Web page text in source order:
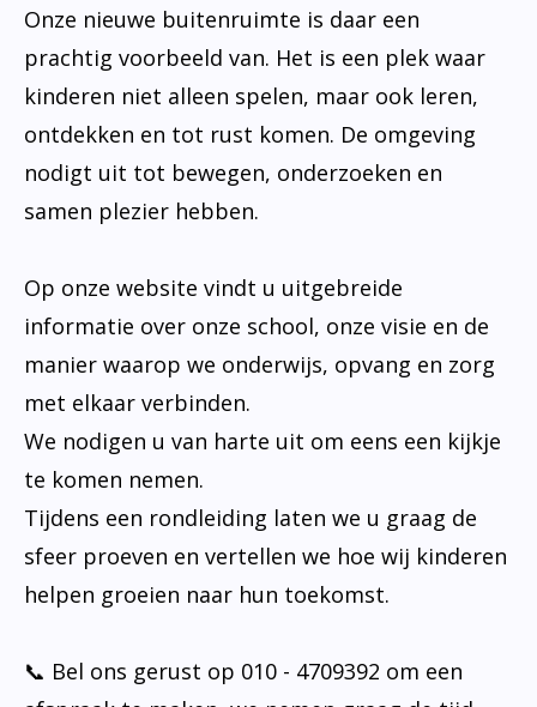
Onze nieuwe buitenruimte is daar een
prachtig voorbeeld van. Het is een plek waar
kinderen niet alleen spelen, maar ook leren,
ontdekken en tot rust komen. De omgeving
nodigt uit tot bewegen, onderzoeken en
samen plezier hebben.
Op onze website vindt u uitgebreide
informatie over onze school, onze visie en de
manier waarop we onderwijs, opvang en zorg
met elkaar verbinden.
We nodigen u van harte uit om eens een kijkje
te komen nemen.
Tijdens een rondleiding laten we u graag de
sfeer proeven en vertellen we hoe wij kinderen
helpen groeien naar hun toekomst.
📞 Bel ons gerust op 010 - 4709392 om een